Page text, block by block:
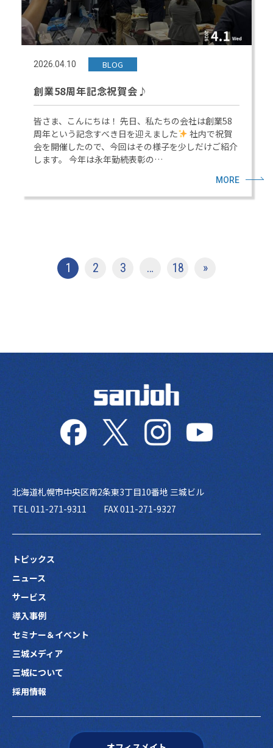
2026.04.10 BLOG
創業58周年記念祝賀会♪
皆さま、こんにちは！ 先日、私たちの会社は創業58
周年という記念すべき日を迎えました
社内で祝賀
会を開催したので、今回はその様子を少しだけご紹介
します。 今年は永年勤続表彰の…
MORE
投稿ナビゲーション
1 2 3 … 18 »
北海道札幌市中央区南2条東3丁目10番地 三城ビル
TEL 011-271-9311
FAX 011-271-9327
トピックス
ニュース
サービス
導入事例
セミナー＆イベント
三城メディア
三城について
採用情報